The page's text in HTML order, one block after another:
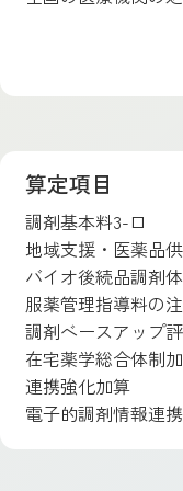
算定項目
調剤基本料3-ロ
地域支援・医薬品
バイオ後続品調剤
服薬管理指導料の
調剤ベースアップ
在宅薬学総合体制加
連携強化加算
電子的調剤情報連